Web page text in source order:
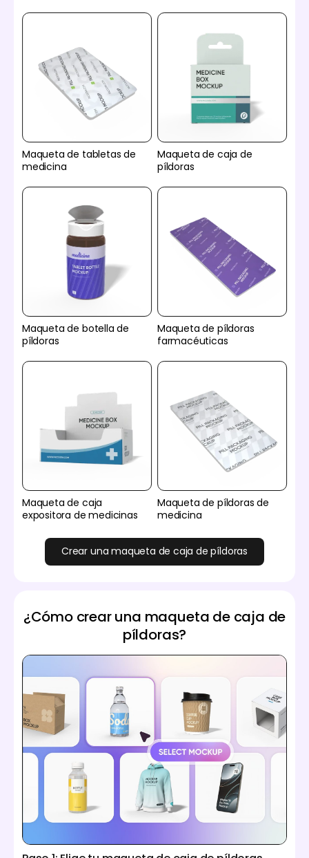
Maqueta de tabletas de
medicina
Maqueta de caja de
píldoras
Maqueta de botella de
píldoras
Maqueta de píldoras
farmacéuticas
Maqueta de caja
expositora de medicinas
Maqueta de píldoras de
medicina
Crear una maqueta de caja de píldoras
¿Cómo crear una maqueta de caja de
píldoras?